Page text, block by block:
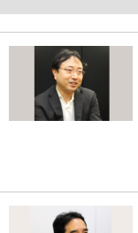
ウ
ミ
ク
方